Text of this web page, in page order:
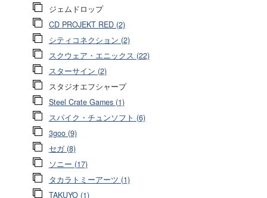
ジェムドロップ
CD PROJEKT RED (2)
シティコネクション (2)
スクウェア・エニックス (22)
スターサイン (2)
スタジオエフシャープ
Steel Crate Games (1)
スパイク・チュンソフト (6)
3goo (9)
セガ (8)
ソニー (17)
タカラトミーアーツ (1)
TAKUYO (1)